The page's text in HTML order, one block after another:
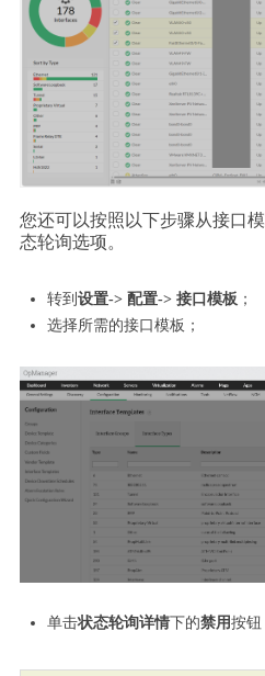
您还可以按照以下步骤从接口
态轮询选项。
转到 设置-> 配置-> 接口模板 ；
选择所需的接口模板；
单击状态轮询详情下的禁用按钮